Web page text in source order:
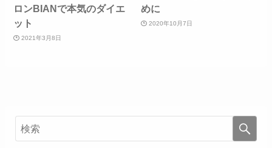
ロンBIANで本気のダイエ
ット
2021年3月8日
めに
2020年10月7日